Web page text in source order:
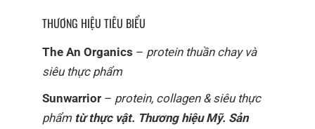
THƯƠNG HIỆU TIÊU BIỂU
The An Organics – protein thuần chay và
siêu thực phẩm
Sunwarrior – protein, collagen & siêu thực
phẩm từ thực vật. Thương hiệu Mỹ. Sản